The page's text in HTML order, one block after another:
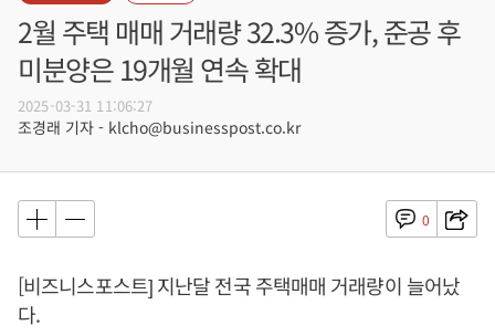
2월 주택 매매 거래량 32.3% 증가, 준공 후
미분양은 19개월 연속 확대
2025-03-31 11:06:27
조경래 기자 - klcho@businesspost.co.kr
0
[비즈니스포스트] 지난달 전국 주택매매 거래량이 늘어났
다.